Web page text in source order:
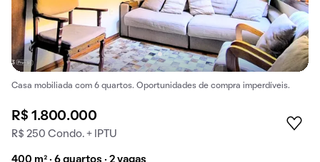
Casa mobiliada com 6 quartos. Oportunidades de compra imperdíveis.
R$ 1.800.000
R$ 250 Condo. + IPTU